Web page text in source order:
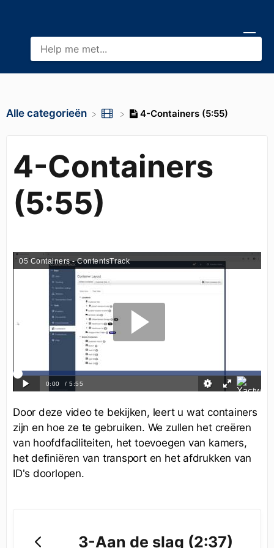
Alle categorieën 4-Containers (5:55)
4-Containers
(5:55)
Door deze video te bekijken, leert u wat containers
zijn en hoe ze te gebruiken. We zullen het creëren
van hoofdfaciliteiten, het toevoegen van kamers,
het definiëren van transport en het afdrukken van
ID's doorlopen.
3-Aan de slag (2:37)